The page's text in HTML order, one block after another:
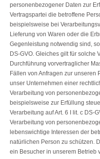
personenbezogener Daten zur
Vertragspartei die betroffene
beispielsweise bei
Lieferung von Waren oder die
Gegenleistung notwendig sind,
DS-GVO. Gleiches gilt für solche
Durchführung vorvertraglicher
Fällen von Anfragen zur unseren
unser Unternehmen einer
Verarbeitung von
beispielsweise zur Erfüllung
Verarbeitung auf Art. 6 I lit. c DS-
Verarbeitung von
lebenswichtige Interessen der
natürlichen Person zu schützen.
ein Besucher in unserem Betrieb